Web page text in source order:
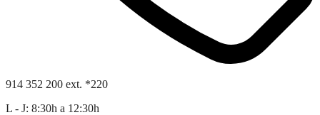
914 352 200 ext. *220
L - J: 8:30h a 12:30h